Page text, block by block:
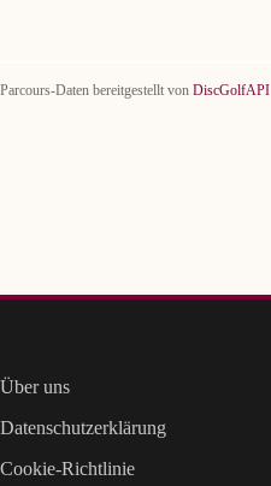
Parcours-Daten bereitgestellt von DiscGolfAPI
Über uns
Datenschutzerklärung
Cookie-Richtlinie